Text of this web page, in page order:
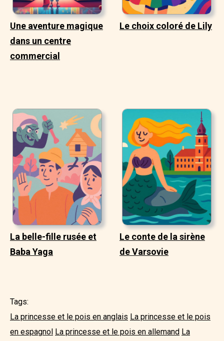
Une aventure magique
dans un centre
commercial
Le choix coloré de Lily
La belle-fille rusée et
Baba Yaga
Le conte de la sirène
de Varsovie
Tags:
La princesse et le pois en anglais La princesse et le pois
en espagnol La princesse et le pois en allemand La